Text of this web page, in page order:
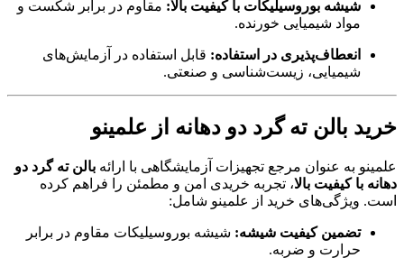
شیشه بوروسیلیکات با کیفیت بالا: مقاوم در برابر شکست و
مواد شیمیایی خورنده.
انعطاف‌پذیری در استفاده: قابل استفاده در آزمایش‌های
شیمیایی، زیست‌شناسی و صنعتی.
خرید بالن ته گرد دو دهانه از علمینو
علمینو به عنوان مرجع تجهیزات آزمایشگاهی با ارائه بالن ته گرد دو
دهانه با کیفیت بالا، تجربه خریدی امن و مطمئن را فراهم کرده
است. ویژگی‌های خرید از علمینو شامل:
تضمین کیفیت شیشه: شیشه بوروسیلیکات مقاوم در برابر
حرارت و ضربه.